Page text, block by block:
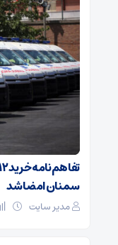
سمنان امضا شد
مدیر سایت